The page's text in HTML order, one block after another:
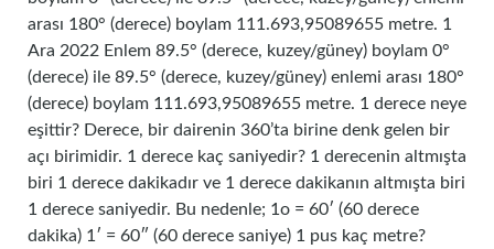
arası 180° (derece) boylam 111.693,95089655 metre. 1
Ara 2022 Enlem 89.5° (derece, kuzey/güney) boylam 0°
(derece) ile 89.5° (derece, kuzey/güney) enlemi arası 180°
(derece) boylam 111.693,95089655 metre. 1 derece neye
eşittir? Derece, bir dairenin 360’ta birine denk gelen bir
açı birimidir. 1 derece kaç saniyedir? 1 derecenin altmışta
biri 1 derece dakikadır ve 1 derece dakikanın altmışta biri
1 derece saniyedir. Bu nedenle; 1o = 60′ (60 derece
dakika) 1′ = 60″ (60 derece saniye) 1 pus kaç metre?